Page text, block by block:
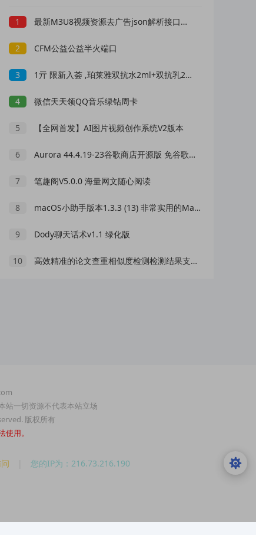
1 最新M3U8视频资源去广告json解析接口源码 修复版本
2 CFM公益公益半火端口
3 1亓 限新入荟 ,珀莱雅双抗水2ml+双抗乳2ml
4 微信天天领QQ音乐绿钻周卡
5 【全网首发】AI图片视频创作系统V2版本
6 Aurora 44.4.19-23谷歌商店开源版 免谷歌服务
7 笔趣阁V5.0.0 海量网文随心阅读
8 macOS小助手版本1.3.3 (13) 非常实用的Mac小工具
9 Dody聊天话术v1.1 绿化版
10 高效精准的论文查重相似度检测检测结果支持导出HTML源码
站一切资源不代表本站立场
版权所有
用。
您的IP为：216.73.216.190